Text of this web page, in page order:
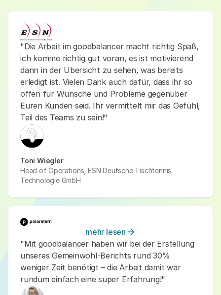
"Die Arbeit im goodbalancer macht richtig Spaß,
ich komme richtig gut voran, es ist motivierend
dann in der Übersicht zu sehen, was bereits
erledigt ist. Vielen Dank auch dafür, dass ihr so
offen für Wünsche und Probleme gegenüber
Euren Kunden seid. Ihr vermittelt mir das Gefühl,
Teil des Teams zu sein!"
Toni Wiegler
Head of Operations, ESN Deutsche Tischtennis
Technologie GmbH
mehr lesen
"Mit goodbalancer haben wir bei der Erstellung
unseres Gemeinwohl-Berichts rund 30%
weniger Zeit benötigt – die Arbeit damit war
rundum einfach eine super Erfahrung!"